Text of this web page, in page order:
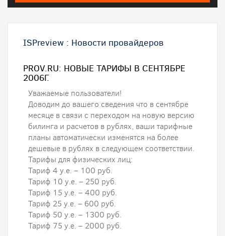
ISPreview : Новости провайдеров
PROV.RU: НОВЫЕ ТАРИФЫ В СЕНТЯБРЕ
2006Г.
Уважаемые пользователи!
Доводим до вашего сведения что в сентябре
месяце в связи с переходом на новую версию
билинга и расчетов в рублях, ваши тарифные
планы автоматически изменятся на более
дешевые в рублях в следующем соответствии.
Тарифы для физических лиц:
Тариф 4 у.е. – 100 руб.
Тариф 10 у.е. – 250 руб.
Тариф 15 у.е. – 400 руб.
Тариф 25 у.е. – 600 руб.
Тариф 50 у.е. – 1300 руб.
Тариф 75 у.е. – 2000 руб.